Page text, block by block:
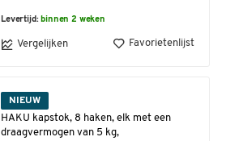
Levertijd: binnen 2 weken
Vergelijken Favorietenlijst
NIEUW
HAKU kapstok, 8 haken, elk met een
draagvermogen van 5 kg,